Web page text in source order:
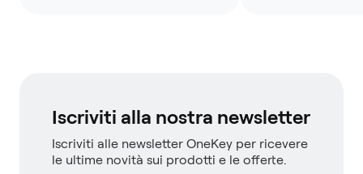
Iscriviti alla nostra newsletter
Iscriviti alle newsletter OneKey per ricevere
le ultime novità sui prodotti e le offerte.